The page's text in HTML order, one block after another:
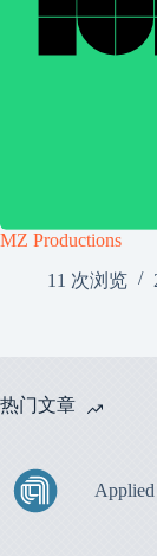
MZ Productions
11 次浏览
热门文章